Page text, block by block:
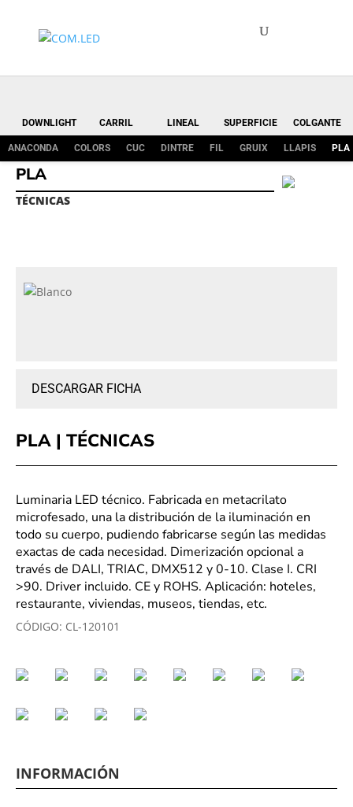
DOWNLIGHT CARRIL LINEAL SUPERFICIE COLGANTE
ANACONDA COLORS CUC DINTRE FIL GRUIX LLAPIS PLA
PLA
TÉCNICAS
DESCARGAR FICHA
PLA | TÉCNICAS
Luminaria LED técnico. Fabricada en metacrilato
microfesado, una la distribución de la iluminación en
todo su cuerpo, pudiendo fabricarse según las medidas
exactas de cada necesidad. Dimerización opcional a
través de DALI, TRIAC, DMX512 y 0-10. Clase I. CRI
>90. Driver incluido. CE y ROHS. Aplicación: hoteles,
restaurante, viviendas, museos, tiendas, etc.
CÓDIGO: CL-120101
INFORMACIÓN